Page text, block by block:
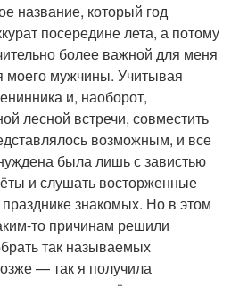
название, который год
посередине лета, а потому
более важной для меня
мужчины. Учитывая
и, наоборот,
лесной встречи, совместить
возможным, и все
была лишь с завистью
и слушать восторженные
знакомых. Но в этом
то причинам решили
так называемых
— так я получила